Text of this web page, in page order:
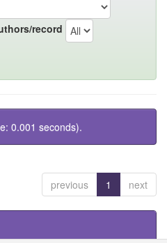
record
0.001 seconds).
previous 1 next